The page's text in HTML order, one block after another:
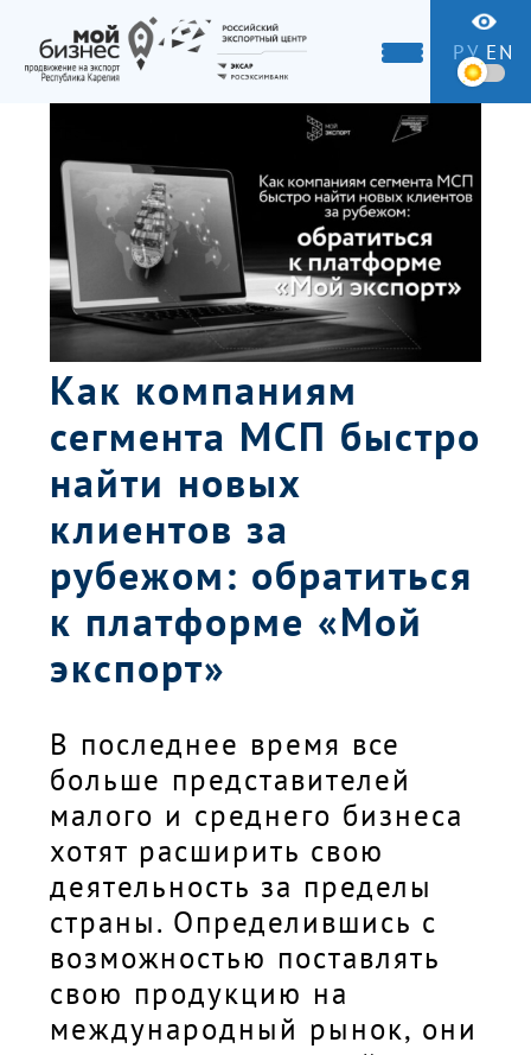
РУ EN
Как компаниям
сегмента МСП быстро
найти новых
клиентов за
рубежом: обратиться
к платформе «Мой
экспорт»
В последнее время все
больше представителей
малого и среднего бизнеса
хотят расширить свою
деятельность за пределы
страны. Определившись с
возможностью поставлять
свою продукцию на
международный рынок, они